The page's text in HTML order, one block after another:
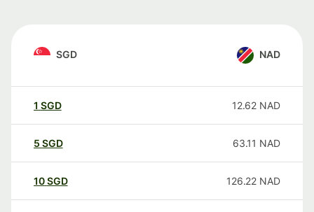
SGD NAD
1 SGD 12.62 NAD
5 SGD 63.11 NAD
10SGD 126.22 NAD